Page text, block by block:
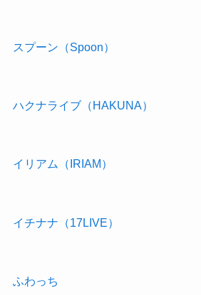
スプーン（Spoon）
ハクナライブ（HAKUNA）
イリアム（IRIAM）
イチナナ（17LIVE）
ふわっち